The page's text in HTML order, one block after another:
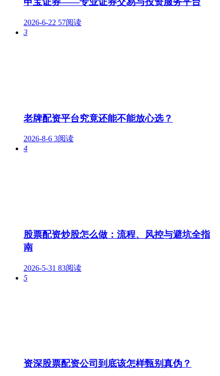
2026-6-22 57阅读
3
老牌配资平台究竟还能不能放心选？
2026-8-6 3阅读
4
股票配资炒股怎么做：流程、风控与避坑全指
南
2026-5-31 83阅读
5
资深股票配资公司到底该怎样甄别真伪？